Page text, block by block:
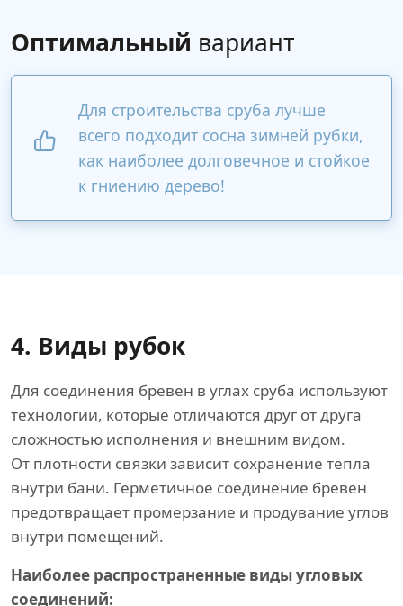
Оптимальный вариант
Для строительства сруба лучше
всего подходит сосна зимней рубки,
как наиболее долговечное и стойкое
к гниению дерево!
4. Виды рубок
Для соединения бревен в углах сруба используют
технологии, которые отличаются друг от друга
сложностью исполнения и внешним видом.
От плотности связки зависит сохранение тепла
внутри бани. Герметичное соединение бревен
предотвращает промерзание и продувание углов
внутри помещений.
Наиболее распространенные виды угловых
соединений: